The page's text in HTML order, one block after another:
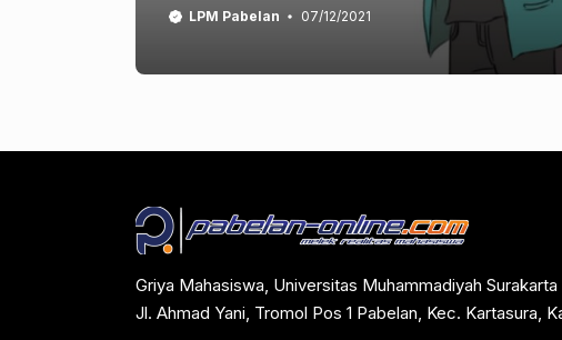
LPM Pabelan 07/12/2021
Griya Mahasiswa, Universitas Muhammadiyah Surakarta
Jl. Ahmad Yani, Tromol Pos 1 Pabelan, Kec. Kartasura,